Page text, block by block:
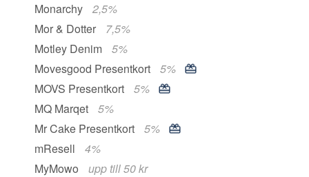
Monarchy
2,5%
Mor & Dotter
7,5%
Motley Denim
5%
Movesgood Presentkort
5%
MOVS Presentkort
5%
MQ Marqet
5%
Mr Cake Presentkort
5%
mResell
4%
MyMowo
upp till 50 kr